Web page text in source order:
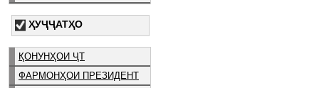
ҲУҶҶАТҲО
ҚОНУНҲОИ ҶТ
ФАРМОНҲОИ ПРЕЗИДЕНТ